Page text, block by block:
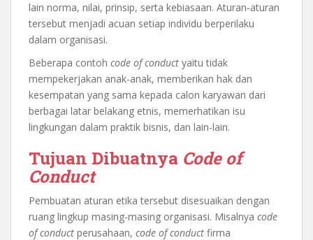
lain norma, nilai, prinsip, serta kebiasaan. Aturan-aturan
tersebut menjadi acuan setiap individu berperilaku
dalam organisasi.
Beberapa contoh code of conduct yaitu tidak
mempekerjakan anak-anak, memberikan hak dan
kesempatan yang sama kepada calon karyawan dari
berbagai latar belakang etnis, memerhatikan isu
lingkungan dalam praktik bisnis, dan lain-lain.
Tujuan Dibuatnya Code of
Conduct
Pembuatan aturan etika tersebut disesuaikan dengan
ruang lingkup masing-masing organisasi. Misalnya code
of conduct perusahaan, code of conduct firma